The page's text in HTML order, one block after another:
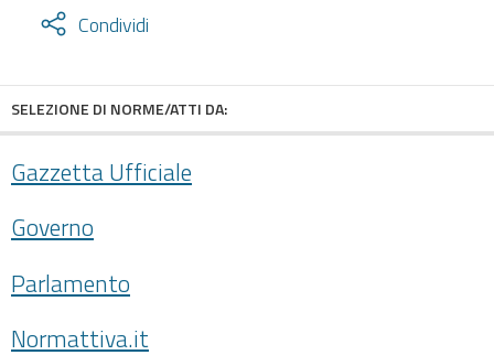
Condividi
Attiva
SELEZIONE DI NORME/ATTI DA:
Gazzetta Ufficiale
Governo
Parlamento
Normattiva.it